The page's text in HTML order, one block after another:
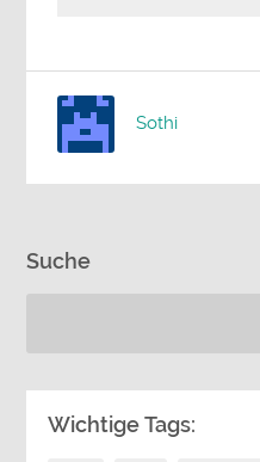
Sothi
Suche
Wichtige Tags: